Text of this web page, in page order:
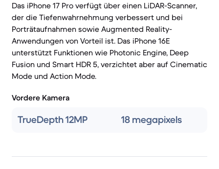
Das iPhone 17 Pro verfügt über einen LiDAR-Scanner,
der die Tiefenwahrnehmung verbessert und bei
Porträtaufnahmen sowie Augmented Reality-
Anwendungen von Vorteil ist. Das iPhone 16E
unterstützt Funktionen wie Photonic Engine, Deep
Fusion und Smart HDR 5, verzichtet aber auf Cinematic
Mode und Action Mode.
Vordere Kamera
TrueDepth 12MP 18 megapixels